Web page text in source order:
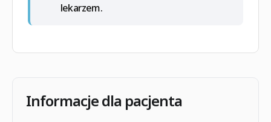
lekarzem.
Informacje dla pacjenta